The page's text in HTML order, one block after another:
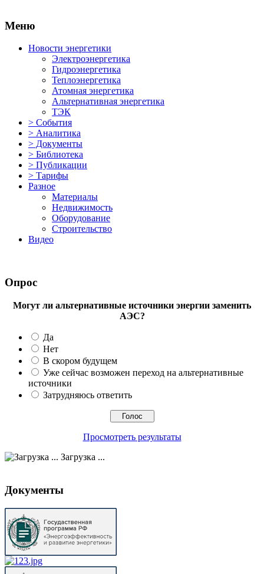
Меню
Новости энергетики
Электроэнергетика
Гидроэнергетика
Теплоэнергетика
Атомная энергетика
Альтернативная энергетика
ТЭК
> События
> Аналитика
> Документы
> Библиотека
> Публикации
> Тарифы
Разное
Материалы
Недвижимость
Оборудование
Строительство
Видео
Опрос
Могут ли альтернативные источники энергии заменить
АЭС?
Да
Нет
В скором будущем
Уже сейчас возможен переход на альтернативные
источники
Затрудняюсь ответить
Просмотреть результаты
Загрузка ...
Документы